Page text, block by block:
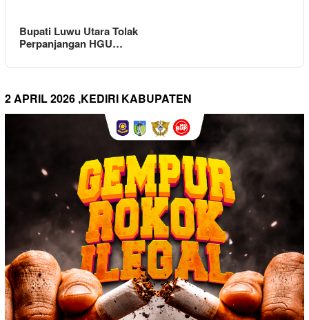
Bupati Luwu Utara Tolak
Perpanjangan HGU…
2 APRIL 2026 ,KEDIRI KABUPATEN